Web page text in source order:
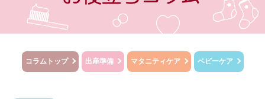
コラムトップ 出産準備 マタニティケア ベビーケア